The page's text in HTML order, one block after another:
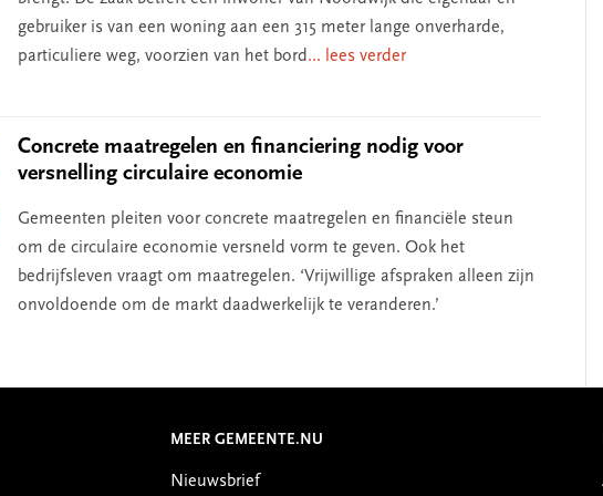
gebruiker is van een woning aan een 315 meter lange onverharde,
particuliere weg, voorzien van het bord... lees verder
Concrete maatregelen en financiering nodig voor
versnelling circulaire economie
Gemeenten pleiten voor concrete maatregelen en financiële steun
om de circulaire economie versneld vorm te geven. Ook het
bedrijfsleven vraagt om maatregelen. ‘Vrijwillige afspraken alleen zijn
onvoldoende om de markt daadwerkelijk te veranderen.’
MEER GEMEENTE.NU
Nieuwsbrief